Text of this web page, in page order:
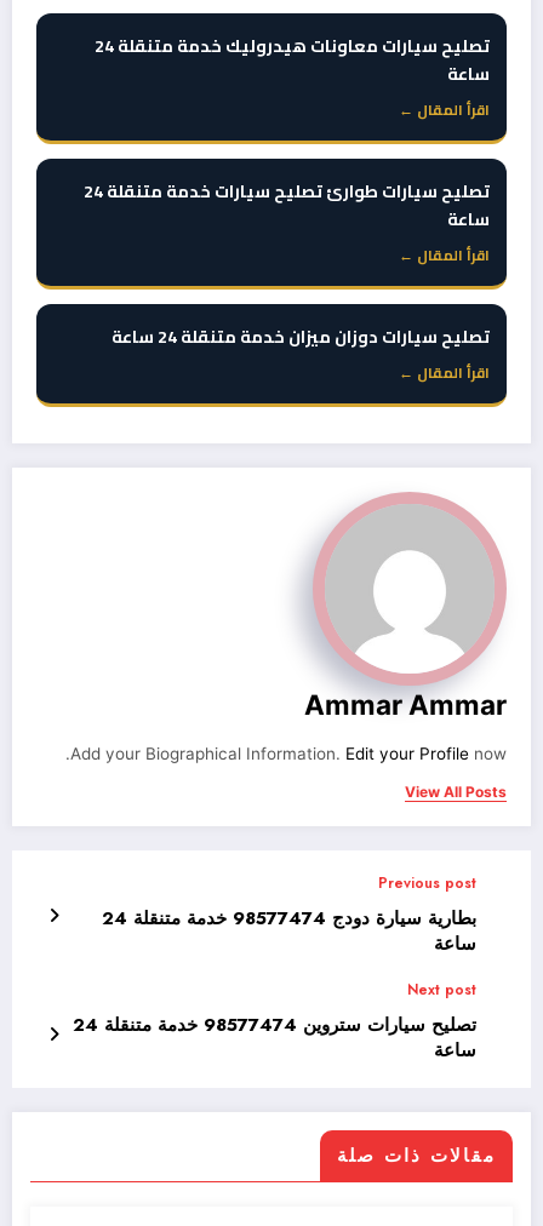
تصليح سيارات معاونات هيدروليك خدمة متنقلة 24
ساعة
اقرأ المقال ←
تصليح سيارات طوارئ تصليح سيارات خدمة متنقلة 24
ساعة
اقرأ المقال ←
تصليح سيارات دوزان ميزان خدمة متنقلة 24 ساعة
اقرأ المقال ←
Ammar Ammar
Add your Biographical Information. Edit your Profile now.
View All Posts
Previous post
بطارية سيارة دودج 98577474 خدمة متنقلة 24
ساعة
Next post
تصليح سيارات ستروين 98577474 خدمة متنقلة 24
ساعة
مقالات ذات صلة